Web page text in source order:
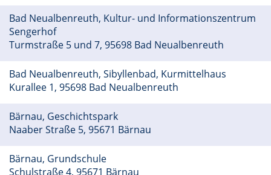
Bad Neualbenreuth, Kultur- und Informationszentrum
Sengerhof
Turmstraße 5 und 7, 95698 Bad Neualbenreuth
Bad Neualbenreuth, Sibyllenbad, Kurmittelhaus
Kurallee 1, 95698 Bad Neualbenreuth
Bärnau, Geschichtspark
Naaber Straße 5, 95671 Bärnau
Bärnau, Grundschule
Schulstraße 4, 95671 Bärnau